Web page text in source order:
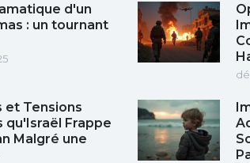
d'un
: un tournant
et Tensions
qu'Israël Frappe
Malgré une